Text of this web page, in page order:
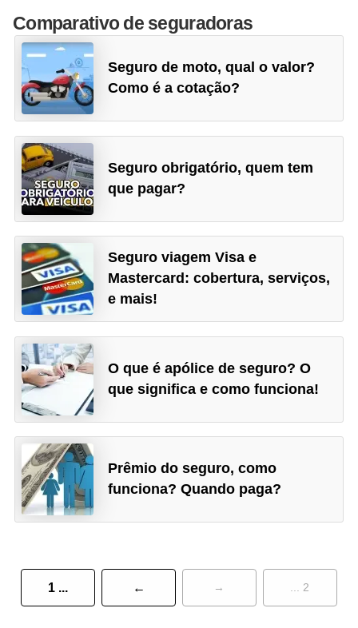
Comparativo de seguradoras
Seguro de moto, qual o valor?
Como é a cotação?
Seguro obrigatório, quem tem
que pagar?
Seguro viagem Visa e
Mastercard: cobertura, serviços,
e mais!
O que é apólice de seguro? O
que significa e como funciona!
Prêmio do seguro, como
funciona? Quando paga?
1 ... ← → ... 2
s
d
e
s
e
g
u
r
o
s
E
n
t
r
a
a
n
o
s
e
u
o